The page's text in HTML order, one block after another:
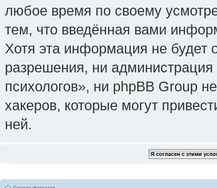
любое время по своему
тем, что введённая вами
Хотя эта информация не будет
разрешения, ни
психологов», ни phpBB Group
хакеров, которые могут
ней.